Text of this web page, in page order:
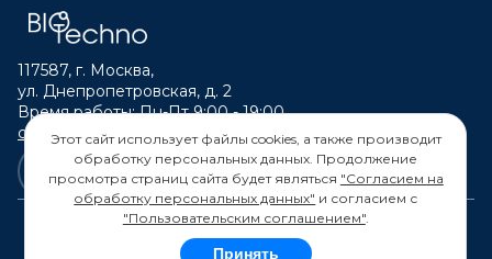
Этот сайт использует файлы cookies, а также производит
обработку персональных данных. Продолжение
просмотра страниц сайта будет являться "Согласием на
обработку персональных данных" и согласием с
"Пользовательским соглашением".
Принять
117587, г. Москва,
ул. Днепропетровская, д. 2
Время работы: Пн-Пт 9:00 - 19:00
calltouch@biotechno.ru